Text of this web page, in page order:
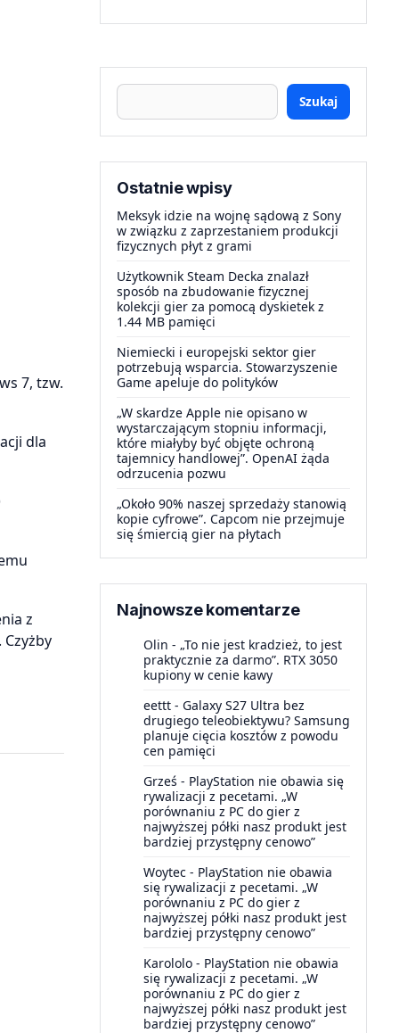
7, tzw.
dla
z
Szukaj
Ostatnie wpisy
Meksyk idzie na wojnę sądową z Sony
w związku z zaprzestaniem produkcji
fizycznych płyt z grami
Użytkownik Steam Decka znalazł
sposób na zbudowanie fizycznej
kolekcji gier za pomocą dyskietek z
1.44 MB pamięci
Niemiecki i europejski sektor gier
potrzebują wsparcia. Stowarzyszenie
Game apeluje do polityków
„W skardze Apple nie opisano w
wystarczającym stopniu informacji,
które miałyby być objęte ochroną
tajemnicy handlowej”. OpenAI żąda
odrzucenia pozwu
„Około 90% naszej sprzedaży stanowią
kopie cyfrowe”. Capcom nie przejmuje
się śmiercią gier na płytach
Najnowsze komentarze
Olin - „To nie jest kradzież, to jest
praktycznie za darmo”. RTX 3050
kupiony w cenie kawy
eettt - Galaxy S27 Ultra bez
drugiego teleobiektywu? Samsung
planuje cięcia kosztów z powodu
cen pamięci
Grześ - PlayStation nie obawia się
rywalizacji z pecetami. „W
porównaniu z PC do gier z
najwyższej półki nasz produkt jest
bardziej przystępny cenowo”
Woytec - PlayStation nie obawia
się rywalizacji z pecetami. „W
porównaniu z PC do gier z
najwyższej półki nasz produkt jest
bardziej przystępny cenowo”
Karololo - PlayStation nie obawia
się rywalizacji z pecetami. „W
porównaniu z PC do gier z
najwyższej półki nasz produkt jest
bardziej przystępny cenowo”